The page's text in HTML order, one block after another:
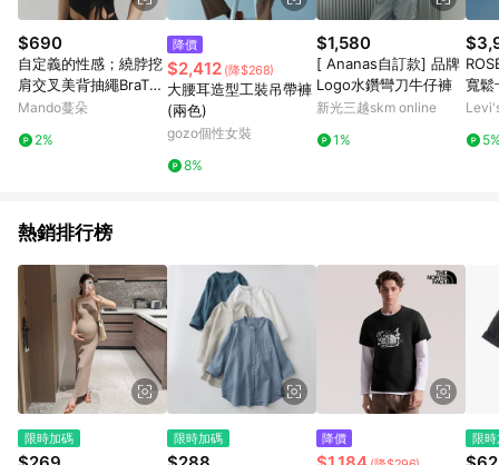
購跳轉紀錄與蝦皮的會員ID進行綁定，若後續七天內未透過其他
媒體來源導入蝦皮官網，則七天內於該蝦皮帳號下訂的首筆訂單
會被蝦皮認列為該LINE用戶導購跳轉時所成立之訂單。 13. 若同
一用戶使用一個以上蝦皮帳號透過LINE購物進行導購，將可能導
致無法收到導購通知，亦可能無法收到點數，再請留意。 14. 請
注意以下行為將可能導致無法取得 LINE POINTS 點數回饋資格：
使用非指定之途徑及方式完成交易，或經由蝦皮系統判斷點擊路
徑不符合回饋資格或規則者。 15. 若有贈點爭議，請務必於訂單
LINE購物訂單紀錄已呈現：「非本次前往蝦皮商店之品項，不符
合回饋資格」，則不受理此案件。 [注意事項] 1.如導購途中用戶
由網頁版(電腦版/手機版網頁)切換為 App 會造成追蹤中斷而無法
進行 LINE POINTS 回饋 2.若購買過程中關閉蝦皮APP，則需重
新透過LINE購物前往蝦皮商城，否則無法進行LINE POINTS 回
饋。 / 3.如用戶先前往蝦皮商城將商品加入購物車，後續透過
LINE購物前往至蝦皮商城將購物車結清，此方案將不列入 LINE
Points 回饋 4.若因系統異常無法追蹤訂單，致使消費者無接收到
點數回饋，蝦皮保有更改條款與法律追訴之權利 5. LINE購物商品
價格若與蝦皮賣場實際價格有異，以蝦皮賣場價格為準 6. 實際回
饋，依蝦皮系統盼為最終判定標準
$690
自定義的性感；繞脖挖
肩交叉美背抽繩BraTop
兩色
Mando蔓朵
2%
降價
$2,412 (降$268)
大腰耳造型工裝吊帶褲
(兩色)
gozo個性女裝
8%
$1,580
[ Ananas自訂款] 品牌
Logo水鑽彎刀牛仔褲
新光三越skm online
1%
寬鬆
人氣
熱銷排行榜
限時加碼 限時加碼 降價 限